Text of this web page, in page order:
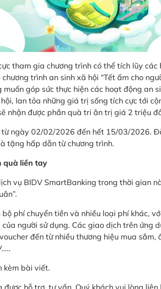
tham gia chương trình có thể tích lũy
trình an sinh xã hội “Tết ấm cho
muốn góp sức thực hiện các hoạt động an
lan tỏa những giá trị sống tích cực tới
nhận được phần quà tri ân trị giá 2 triệu
từ ngày 02/02/2026 đến hết 15/03/2026.
tặng hấp dẫn từ chương trình.
quà liền tay
vụ BIDV SmartBanking trong thời gian
phí chuyển tiền và nhiều loại phí khác,
người sử dụng. Các giao dịch trên ứng
đến từ nhiều thương hiệu mua
kèm bài viết.
hỗ trợ, tư vấn, Quý khách vui lòng